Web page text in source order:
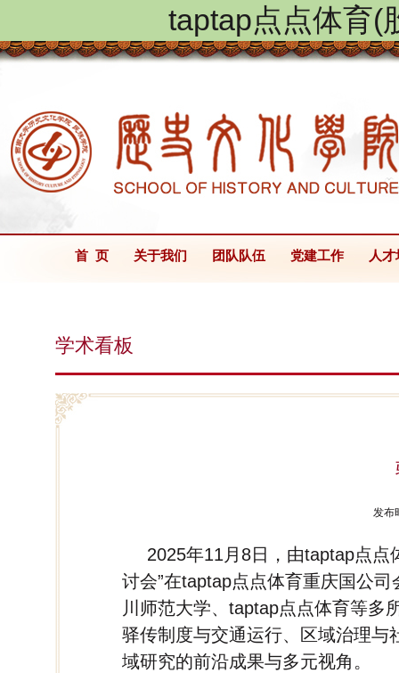
taptap点点体育(
首 页 关于我们 团队队伍 党建工作 人
学术看板
发布
2025年11月8日，由taptap点点
讨会”在taptap点点体育重庆国公
川师范大学、taptap点点体育等多
驿传制度与交通运行、区域治理与
域研究的前沿成果与多元视角。